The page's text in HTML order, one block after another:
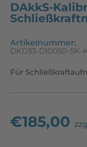
DAkkS-
Artikelnummer:
DKD33-D10050-SK-
Für
€185,00